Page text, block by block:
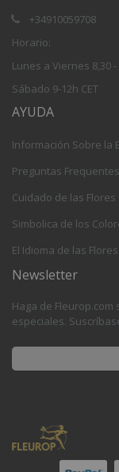
+34910059708
Horario:
Lunes a Viernes 8,30 -
Sábado 9-12h CET
AYUDA
Información Sobre la
Preguntas Frequentes
Cuidado de las Flores
Simbolica de los
El Idioma de las Flores
Newsletter
Haga de
especiales.
nuestro
boletín
de